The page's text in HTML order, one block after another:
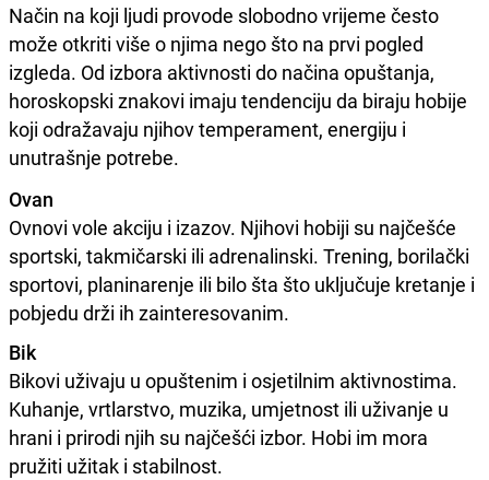
Način na koji ljudi provode slobodno vrijeme često
može otkriti više o njima nego što na prvi pogled
izgleda. Od izbora aktivnosti do načina opuštanja,
horoskopski znakovi imaju tendenciju da biraju hobije
koji odražavaju njihov temperament, energiju i
unutrašnje potrebe.
Ovan
Ovnovi vole akciju i izazov. Njihovi hobiji su najčešće
sportski, takmičarski ili adrenalinski. Trening, borilački
sportovi, planinarenje ili bilo šta što uključuje kretanje i
pobjedu drži ih zainteresovanim.
Bik
Bikovi uživaju u opuštenim i osjetilnim aktivnostima.
Kuhanje, vrtlarstvo, muzika, umjetnost ili uživanje u
hrani i prirodi njih su najčešći izbor. Hobi im mora
pružiti užitak i stabilnost.